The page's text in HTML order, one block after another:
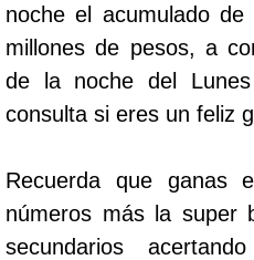
Astro Luna
Cafeterito Tarde
Caribeña Día
noche el acumulado
millones de pesos, a
de la noche del
consulta si eres un feliz
Recuerda que ganas
números más la super
secundarios